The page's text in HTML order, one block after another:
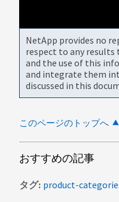
NetApp provides no
respect to any results
and the use of this
and integrate them
discussed in this
このページのトップへ
おすすめの記事
タグ product-